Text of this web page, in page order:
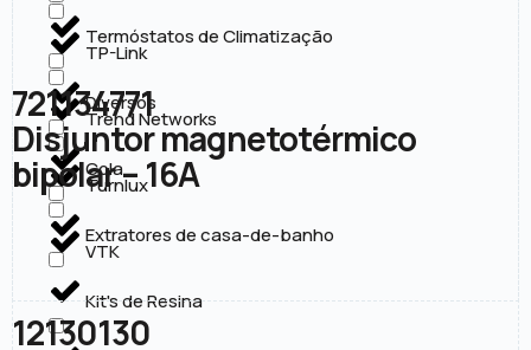
Termóstatos de Climatização
Diversos
Cola
Extratores de casa-de-banho
Kit's de Resina
TP-Link
Trend Networks
Turnlux
VTK
721134771
Disjuntor magnetotérmico
bipolar – 16A
12130130